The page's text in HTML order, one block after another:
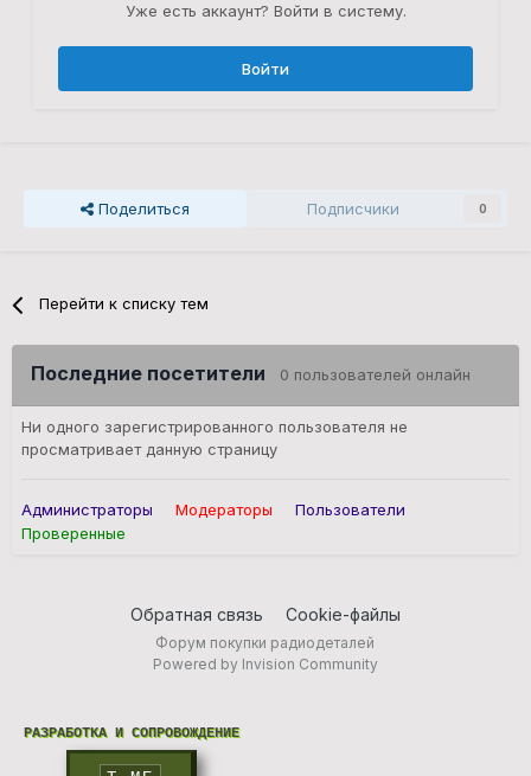
Уже есть аккаунт? Войти в систему.
Войти
Поделиться Подписчики 0
Перейти к списку тем
Последние посетители 0 пользователей онлайн
Ни одного зарегистрированного пользователя не
просматривает данную страницу
Администраторы Модераторы
Пользователи
Проверенные
Обратная связь Cookie-файлы
Форум покупки радиодеталей
Powered by Invision Community
РАЗРАБОТКА И СОПРОВОЖДЕНИЕ